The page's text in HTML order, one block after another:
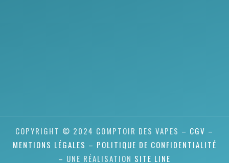
COPYRIGHT © 2024 COMPTOIR DES VAPES – CGV –
MENTIONS LÉGALES – POLITIQUE DE CONFIDENTIALITÉ
– UNE RÉALISATION SITE LINE